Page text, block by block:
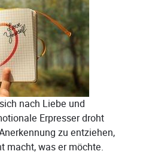
nach Liebe und
Erpresser droht
zu entziehen,
macht, was er möchte.